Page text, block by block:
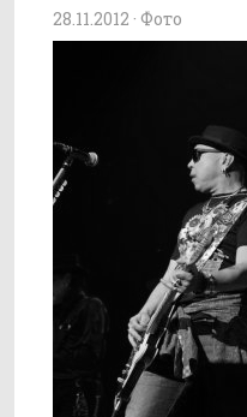
28.11.2012 · Фото